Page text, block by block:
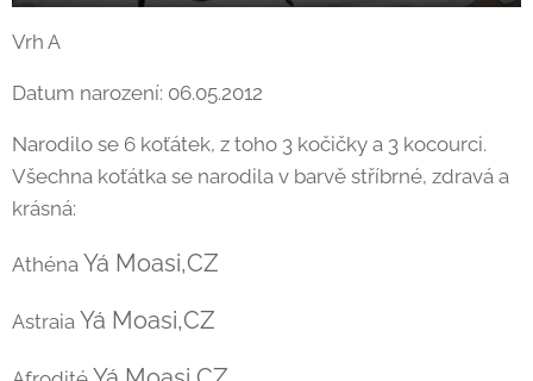
Vrh A
Datum narození: 06.05.2012
Narodilo se 6 koťátek, z toho 3 kočičky a 3 kocourci.
Všechna koťátka se narodila v barvě stříbrné, zdravá a
krásná:
Athéna Yá Moasi,CZ
Astraia Yá Moasi,CZ